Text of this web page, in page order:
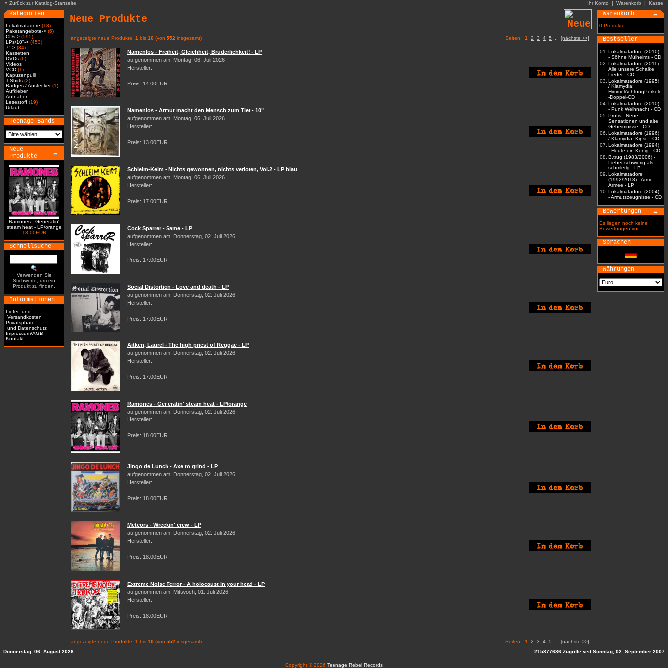
» Zurück zur Katalog-Startseite Ihr Konto | Warenkorb | Kasse
Kategorien
Lokalmatadore (13)
Paketangebote-> (6)
CDs-> (595)
LPs/10"-> (453)
7"-> (34)
Kassetten
DVDs (6)
Videos
VCD (1)
Kapuzenpulli
T-Shirts (2)
Badges / Anstecker(1)
Aufkleber
Aufnäher
Lesestoff (19)
Urlaub
Teenage Bands
Neue
Produkte
Ramones - Generatin'
steam heat - LP/orange
18.00EUR
Schnellsuche
Verwenden Sie
Stichworte, um ein
Produkt zu finden.
Informationen
Liefer- und
Versandkosten
Privatsphäre
und Datenschutz
Impressum/AGB
Kontakt
Neue Produkte
angezeigte neue Produkte: 1 bis 10 (von 552 insgesamt) Seiten: 1 2 3 4 5 [nächste >>]
Namenlos - Freiheit, Gleichheit, Brüderlichkeit! - LP
aufgenommen am: Montag, 06. Juli 2026
Hersteller:
Preis: 14.00EUR
Namenlos - Armut macht den Mensch zum Tier - 10"
aufgenommen am: Montag, 06. Juli 2026
Hersteller:
Preis: 13.00EUR
Schleim-Keim - Nichts gewonnen, nichts verloren, Vol.2 - LP blau
aufgenommen am: Montag, 06. Juli 2026
Hersteller:
Preis: 17.00EUR
Cock Sparrer - Same - LP
aufgenommen am: Donnerstag, 02. Juli 2026
Hersteller:
Preis: 17.00EUR
Social Distortion - Love and death - LP
aufgenommen am: Donnerstag, 02. Juli 2026
Hersteller:
Preis: 17.00EUR
Aitken, Laurel - The high priest of Reggae - LP
aufgenommen am: Donnerstag, 02. Juli 2026
Hersteller:
Preis: 17.00EUR
Ramones - Generatin' steam heat - LP/orange
aufgenommen am: Donnerstag, 02. Juli 2026
Hersteller:
Preis: 18.00EUR
Jingo de Lunch - Axe to grind - LP
aufgenommen am: Donnerstag, 02. Juli 2026
Hersteller:
Preis: 18.00EUR
Meteors - Wreckin' crew - LP
aufgenommen am: Donnerstag, 02. Juli 2026
Hersteller:
Preis: 18.00EUR
Extreme Noise Terror - A holocaust in your head - LP
aufgenommen am: Mittwoch, 01. Juli 2026
Hersteller:
Preis: 18.00EUR
angezeigte neue Produkte: 1 bis 10 (von 552 insgesamt) Seiten: 1 2 3 4 5 [nächste >>]
Warenkorb
0 Produkte
Bestseller
01.
Lokalmatadore (2010)
- Söhne Mülheims - CD
02. Lokalmatadore (2011) -
Alle unsere Schalke
Lieder - CD
03. Lokalmatadore (1995)
/ Klamydia:
HimmelAchtungPerkele
-Doppel-CD
04. Lokalmatadore (2010)
- Punk Weihnacht - CD
05. Profis - Neue
Sensationen und alte
Geheimnisse - CD
06. Lokalmatadore (1996)
/ Klamydia: Kipsi. - CD
07. Lokalmatadore (1994)
- Heute ein König - CD
08. B.trug (1983/2006) -
Lieber schwierig als
schmierig - LP
09. Lokalmatadore
(1992/2018) - Arme
Armee - LP
10. Lokalmatadore (2004)
- Armutszeugnisse - CD
Bewertungen
Es liegen noch keine
Bewertungen vor
Sprachen
Währungen
Donnerstag, 06. August 2026 215877686 Zugriffe seit Sonntag, 02. September 2007
Copyright © 2026 Teenage Rebel Records